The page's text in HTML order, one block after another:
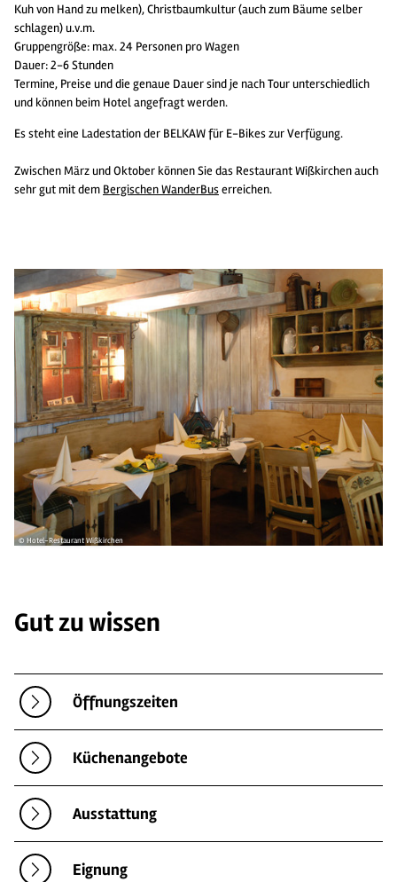
Kuh von Hand zu melken), Christbaumkultur (auch zum Bäume selber
schlagen) u.v.m.
Gruppengröße: max. 24 Personen pro Wagen
Dauer: 2-6 Stunden
Termine, Preise und die genaue Dauer sind je nach Tour unterschiedlich
und können beim Hotel angefragt werden.
Es steht eine Ladestation der BELKAW für E-Bikes zur Verfügung.
Zwischen März und Oktober können Sie das Restaurant Wißkirchen auch
sehr gut mit dem Bergischen WanderBuserreichen.
© Hotel-Restaurant Wißkirchen
Gut zu wissen
Öffnungszeiten
Küchenangebote
Ausstattung
Eignung